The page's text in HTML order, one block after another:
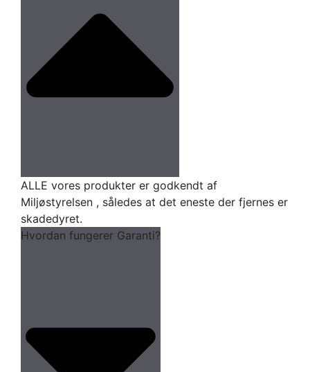
ALLE vores produkter er godkendt af
Miljøstyrelsen , således at det eneste der fjernes er
skadedyret.
Hvordan fungerer Garanti?